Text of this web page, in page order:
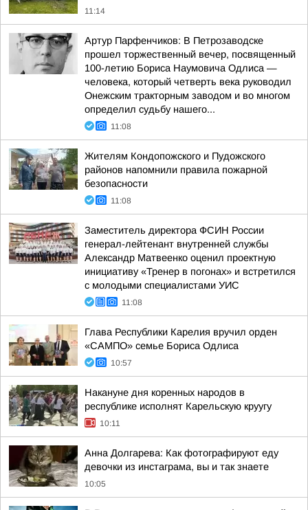
11:14
Артур Парфенчиков: В Петрозаводске
прошел торжественный вечер, посвященный
100-летию Бориса Наумовича Одлиса —
человека, который четверть века руководил
Онежским тракторным заводом и во многом
определил судьбу нашего...
11:08
Жителям Кондопожского и Пудожского
районов напомнили правила пожарной
безопасности
11:08
Заместитель директора ФСИН России
генерал-лейтенант внутренней службы
Александр Матвеенко оценил проектную
инициативу «Тренер в погонах» и встретился
с молодыми специалистами УИС
11:08
Глава Республики Карелия вручил орден
«САМПО» семье Бориса Одлиса
10:57
Накануне дня коренных народов в
республике исполнят Карельскую круугу
10:11
Анна Долгарева: Как фотографируют еду
девочки из инстаграма, вы и так знаете
10:05